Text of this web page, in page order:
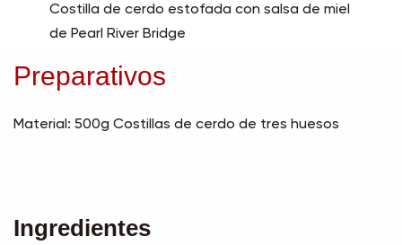
Costilla de cerdo estofada con salsa de miel
de Pearl River Bridge
Preparativos
Material: 500g Costillas de cerdo de tres huesos
Ingredientes